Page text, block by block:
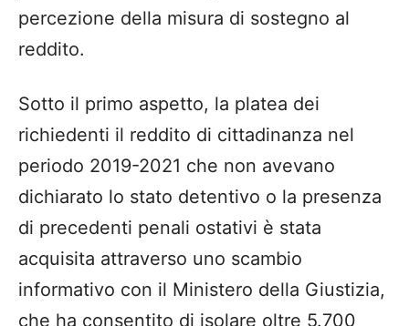
percezione della misura di sostegno al
reddito.
Sotto il primo aspetto, la platea dei
richiedenti il reddito di cittadinanza nel
periodo 2019-2021 che non avevano
dichiarato lo stato detentivo o la presenza
di precedenti penali ostativi è stata
acquisita attraverso uno scambio
informativo con il Ministero della Giustizia,
che ha consentito di isolare oltre 5.700